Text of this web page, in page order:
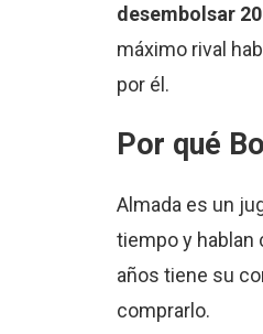
desembolsar
máximo rival
por él.
Por qué
Almada es un
tiempo y hablan
años tiene su
comprarlo.